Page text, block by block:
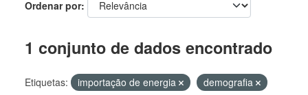
Ordenar por
1 conjunto de dados encontrado
Etiquetas: importação de energia
demografia